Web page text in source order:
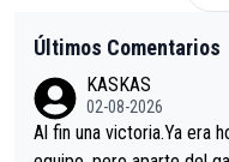
Últimos Comentarios
KASKAS
02-08-2026
Al fin una victoria.Ya era